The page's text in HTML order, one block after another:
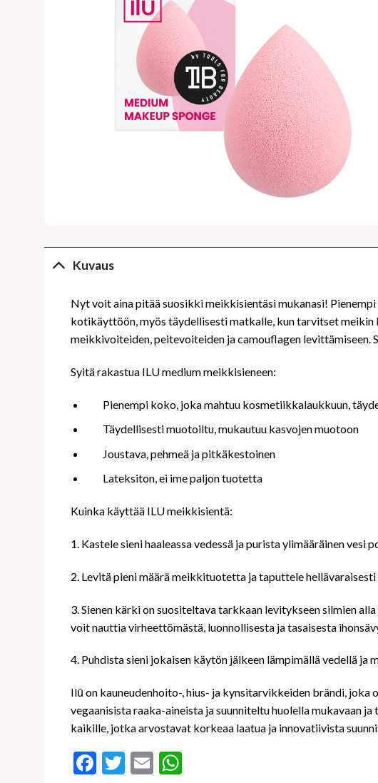
Kuvaus
Nyt voit aina pitää suosikki meikkisientäsi mukanasi!
kotikäyttöön, myös täydellisesti matkalle, kun tarvitset meikin
meikkivoiteiden, peitevoiteiden ja camouflagen levittämiseen.
Syitä rakastua ILU medium meikkisieneen:
Pienempi koko, joka mahtuu kosmetiikkalaukkuun,
Täydellisesti muotoiltu, mukautuu kasvojen muotoon
Joustava, pehmeä ja pitkäkestoinen
Lateksiton, ei ime paljon tuotetta
Kuinka käyttää ILU meikkisientä:
1. Kastele sieni haaleassa vedessä ja purista ylimääräinen vesi
2. Levitä pieni määrä meikkituotetta ja taputtele
3. Sienen kärki on suositeltava tarkkaan levitykseen silmien
voit nauttia virheettömästä, luonnollisesta ja tasaisesta
4. Puhdista sieni jokaisen käytön jälkeen lämpimällä vedellä ja
Ilū on kauneudenhoito-, hius- ja kynsitarvikkeiden brändi,
vegaanisista raaka-aineista ja suunniteltu huolella mukavaan
kaikille, jotka arvostavat korkeaa laatua ja innovatiivista
Facebook
Twitter
EmailWhatsApp